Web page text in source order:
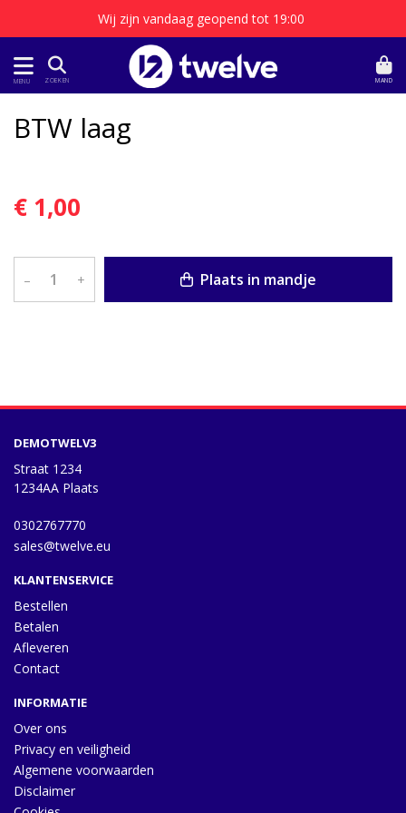
Wij zijn vandaag geopend tot 19:00
MENU ZOEKEN MAND
BTW laag
€ 1,00
– + Plaats in mandje
DEMOTWELV3
Straat 1234
1234AA Plaats
0302767770
sales@twelve.eu
KLANTENSERVICE
Bestellen
Betalen
Afleveren
Contact
INFORMATIE
Over ons
Privacy en veiligheid
Algemene voorwaarden
Disclaimer